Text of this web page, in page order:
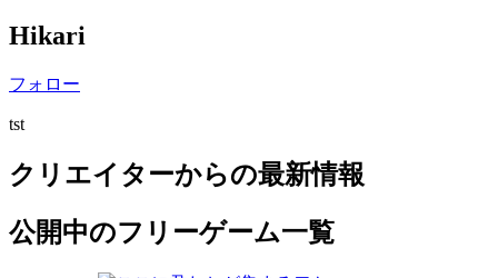
Hikari
フォロー
tst
クリエイターからの最新情報
公開中のフリーゲーム一覧